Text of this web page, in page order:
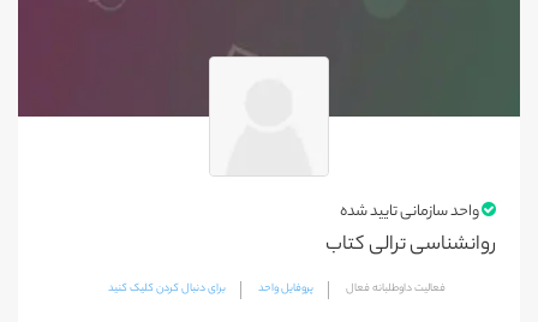
واحد سازمانی تایید شده
روانشناسی ترالی کتاب
فعالیت داوطلبانه فعال پروفایل واحد برای دنبال کردن کلیک کنید